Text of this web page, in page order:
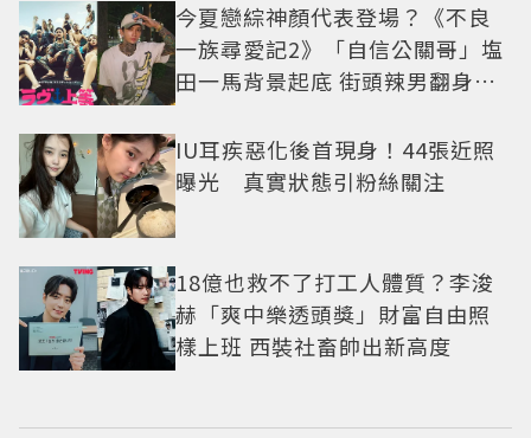
今夏戀綜神顏代表登場？《不良
一族尋愛記2》「自信公關哥」塩
田一馬背景起底 街頭辣男翻身當
IU耳疾惡化後首現身！44張近照
曝光 真實狀態引粉絲關注
18億也救不了打工人體質？李浚
赫「爽中樂透頭獎」財富自由照
樣上班 西裝社畜帥出新高度